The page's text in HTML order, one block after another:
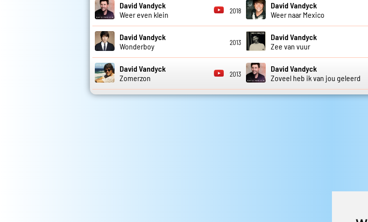
David Vandyck
Weer even klein
2018
David Vandyck
Weer naar Mexico
David Vandyck
Wonderboy
2013
David Vandyck
Zee van vuur
David Vandyck
Zomerzon
2013
David Vandyck
Zoveel heb ik van jou geleerd